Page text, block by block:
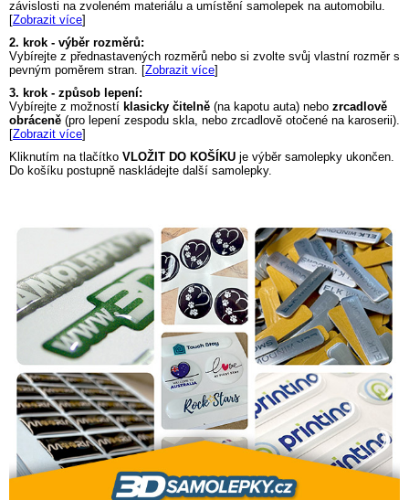
závislosti na zvoleném materiálu a umístění samolepek na automobilu.
[Zobrazit více]
2. krok - výběr rozměrů:
Vybírejte z přednastavených rozměrů nebo si zvolte svůj vlastní rozměr s
pevným poměrem stran. [Zobrazit více]
3. krok - způsob lepení:
Vybírejte z možností klasicky čitelně (na kapotu auta) nebo zrcadlově
obráceně (pro lepení zespodu skla, nebo zrcadlově otočené na karoserii).
[Zobrazit více]
Kliknutím na tlačítko VLOŽIT DO KOŠÍKU je výběr samolepky ukončen.
Do košíku postupně naskládejte další samolepky.